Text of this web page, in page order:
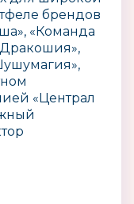
брендов
«Команда
«Централ